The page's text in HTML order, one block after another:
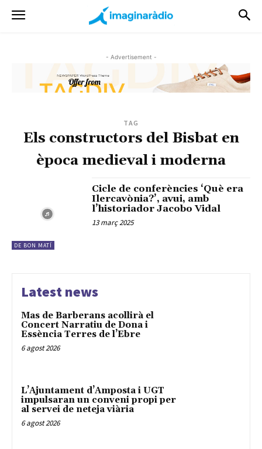
- Advertisement -
TAG
Els constructors del Bisbat en
època medieval i moderna
DE BON MATÍ
Cicle de conferències ‘Què era
Ilercavònia?’, avui, amb
l’historiador Jacobo Vidal
13 març 2025
Latest news
Mas de Barberans acollirà el
Concert Narratiu de Dona i
Essència Terres de l’Ebre
6 agost 2026
L’Ajuntament d’Amposta i UGT
impulsaran un conveni propi per
al servei de neteja viària
6 agost 2026